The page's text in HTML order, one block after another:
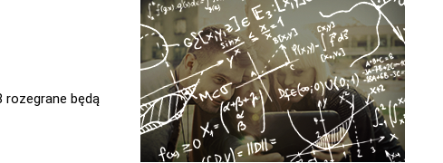
rozegrane będą